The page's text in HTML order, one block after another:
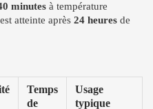
minutes à température
atteinte après 24 heures de
Temps
de
Usage
typique